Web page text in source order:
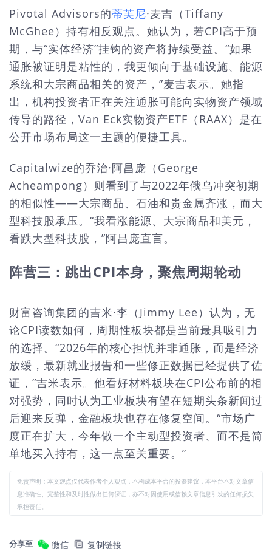
Pivotal Advisors的蒂芙尼·麦吉（Tiffany
McGhee）持有相反观点。她认为，若CPI高于预
期，与“实体经济”挂钩的资产将持续受益。“如果
通胀被证明是粘性的，我更倾向于基础设施、能源
系统和大宗商品相关的资产，”麦吉表示。她指
出，机构投资者正在关注通胀可能向实物资产领域
传导的路径，Van Eck实物资产ETF（RAAX）是在
公开市场布局这一主题的便捷工具。
Capitalwize的乔治·阿昌庞（George
Acheampong）则看到了与2022年俄乌冲突初期
的相似性——大宗商品、石油和贵金属齐涨，而大
型科技股承压。“我看涨能源、大宗商品和美元，
看跌大型科技股，”阿昌庞直言。
阵营三：跳出CPI本身，聚焦周期轮动
财富咨询集团的吉米·李（Jimmy Lee）认为，无
论CPI读数如何，周期性板块都是当前最具吸引力
的选择。“2026年的核心担忧并非通胀，而是经济
放缓，最新就业报告和一些修正数据已经提供了佐
证，”吉米表示。他看好材料板块在CPI公布前的相
对强势，同时认为工业板块有望在短期头条新闻过
后迎来反弹，金融板块也存在修复空间。“市场广
度正在扩大，今年做一个主动型投资者、而不是简
单地买入持有，这一点至关重要。”
免责声明：本文观点仅代表作者个人观点，不构成本平台的投资建议，本平台不对文章信
息准确性、完整性和及时性做出任何保证，亦不对因使用或信赖文章信息引发的任何损失
承担责任。
分享至 微信 复制链接